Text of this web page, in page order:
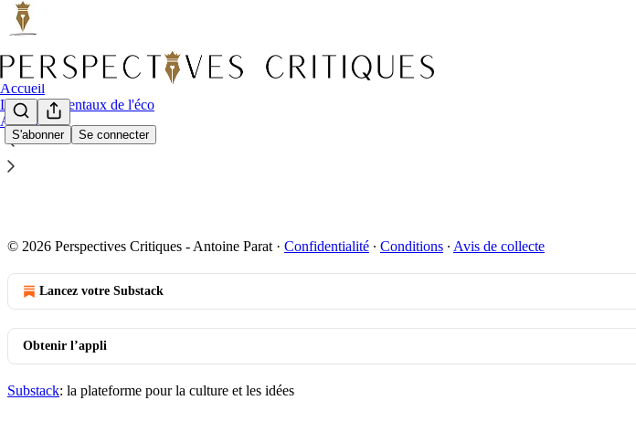
S'abonner Se connecter
Accueil
Les fondamentaux de l'éco
Archiver
Société
© 2026 Perspectives Critiques - Antoine Parat · Confidentialité ∙ Conditions ∙ Avis de collecte
Lancez votre Substack
Obtenir l’appli
Substack: la plateforme pour la culture et les idées